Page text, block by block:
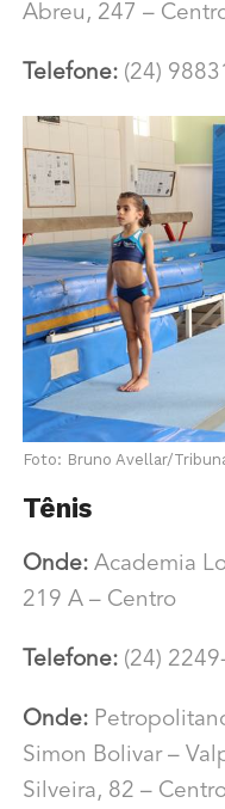
Abreu, 247 –
Telefone:(24)
Foto: Bruno Avellar/
Tênis
Onde: Academia
219 A – Centro
Telefone: (24)
Onde:
Simon Bolivar –
Silveira, 82 –